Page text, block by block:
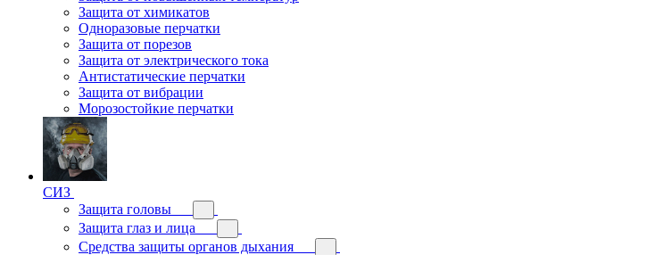
Защита от химикатов
Одноразовые перчатки
Защита от порезов
Защита от электрического тока
Антистатические перчатки
Защита от вибрации
Морозостойкие перчатки
СИЗ
Защита головы
Защита глаз и лица
Средства защиты органов дыхания